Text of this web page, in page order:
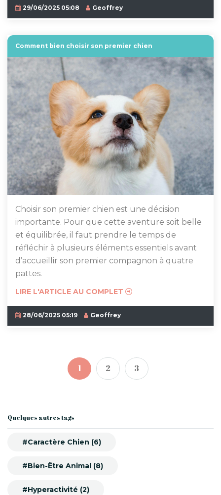
29/06/2025 05:08 Geoffrey
Comment bien choisir son premier chien
Choisir son premier chien est une décision
importante. Pour que cette aventure soit belle
et équilibrée, il faut prendre le temps de
réfléchir à plusieurs éléments essentiels avant
d’accueillir son premier compagnon à quatre
pattes.
LIRE L'ARTICLE AU COMPLET
28/06/2025 05:19 Geoffrey
1 2 3
Quelques autres tags
#Caractère Chien (6)
#Bien-Être Animal (8)
#Hyperactivité (2)